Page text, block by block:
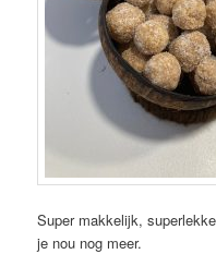
Super makkelijk,
je nou nog meer.